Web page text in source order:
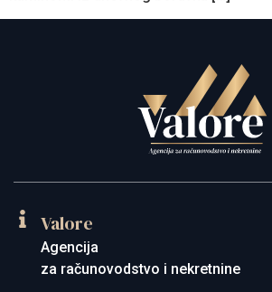
Agencija
za računovodstvo i nekretnine
Valore